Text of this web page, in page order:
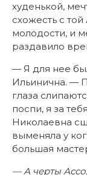
худенькой,
схожесть с
молодости, и
раздавило
— Я для нее
Ильинична. —
глаза
поспи, я за
Николаевна
выменяла у
большая
— А черты